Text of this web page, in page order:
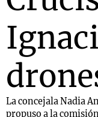
La concejala Nadia
propuso a la